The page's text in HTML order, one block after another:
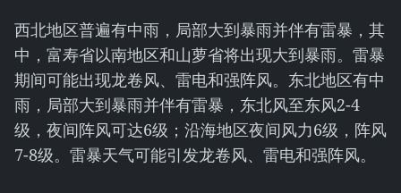
西北地区普遍有中雨，局部大到暴雨并伴有雷暴，其
中，富寿省以南地区和山萝省将出现大到暴雨。雷暴
期间可能出现龙卷风、雷电和强阵风。东北地区有中
雨，局部大到暴雨并伴有雷暴，东北风至东风2-4
级，夜间阵风可达6级；沿海地区夜间风力6级，阵风
7-8级。雷暴天气可能引发龙卷风、雷电和强阵风。